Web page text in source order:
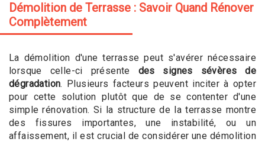
Démolition de Terrasse : Savoir Quand Rénover
Complètement
La démolition d'une terrasse peut s'avérer nécessaire
lorsque celle-ci présente des signes sévères de
dégradation. Plusieurs facteurs peuvent inciter à opter
pour cette solution plutôt que de se contenter d'une
simple rénovation. Si la structure de la terrasse montre
des fissures importantes, une instabilité, ou un
affaissement, il est crucial de considérer une démolition